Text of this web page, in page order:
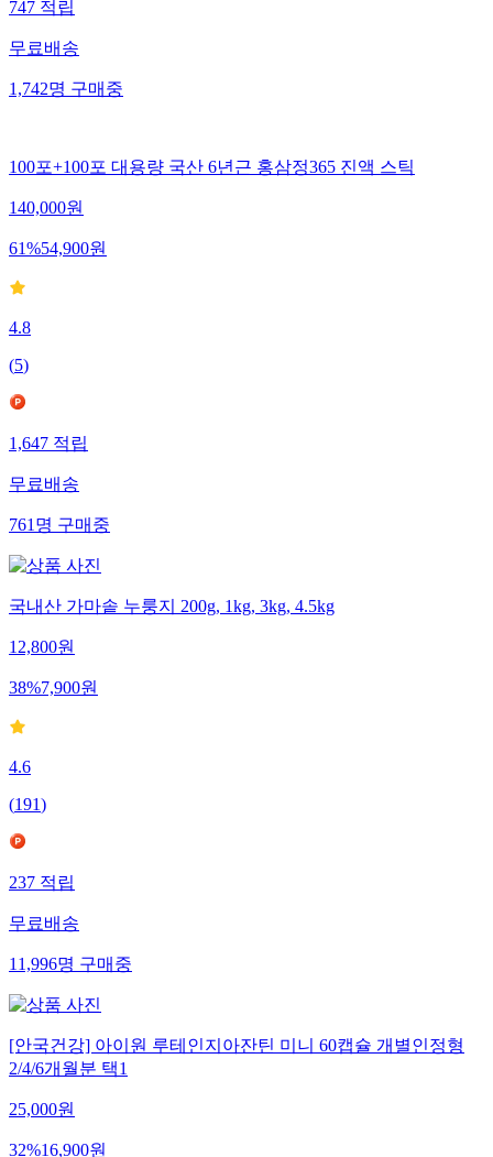
747적립
무료배송
1,742명구매중
100포+100포 대용량 국산 6년근 홍삼정365 진액 스틱
140,000원
61%54,900원
4.8
(5)
1,647적립
무료배송
761명구매중
국내산 가마솥 누룽지 200g, 1kg, 3kg, 4.5kg
12,800원
38%7,900원
4.6
(191)
237적립
무료배송
11,996명구매중
[안국건강] 아이원 루테인지아잔틴 미니 60캡슐 개별인정형
2/4/6개월분 택1
25,000원